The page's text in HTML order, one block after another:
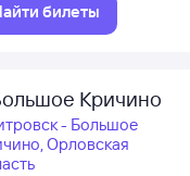
билеты
Кричино
- Большое
Орловская